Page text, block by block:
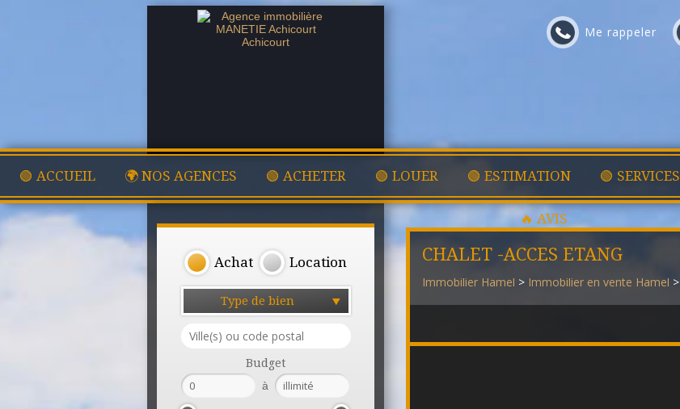
Me rappeler
🟢 ACCUEIL 🌍 NOS AGENCES 🟢 ACHETER 🟢 LOUER 🟢 ESTIMATION 🟢 SERVICES
🔥 AVIS
Achat Location
Type de bien
Budget
à
CHALET -ACCES ETANG
Immobilier Hamel > Immobilier en vente Hamel >